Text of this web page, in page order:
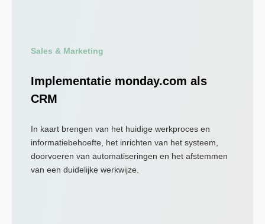
Sales & Marketing
Implementatie monday.com als
CRM
In kaart brengen van het huidige werkproces en
informatiebehoefte, het inrichten van het systeem,
doorvoeren van automatiseringen en het afstemmen
van een duidelijke werkwijze.